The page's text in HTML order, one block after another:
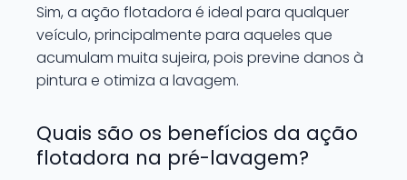
Sim, a ação flotadora é ideal para qualquer
veículo, principalmente para aqueles que
acumulam muita sujeira, pois previne danos à
pintura e otimiza a lavagem.
Quais são os benefícios da ação
flotadora na pré-lavagem?